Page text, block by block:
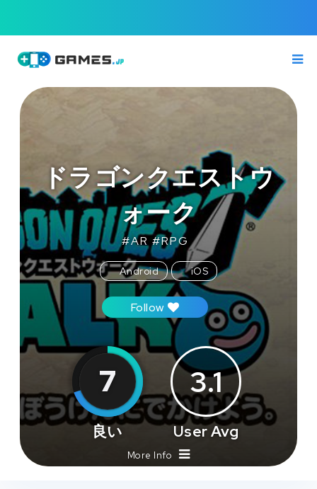
ドラゴンクエストウ
ォーク
#AR #RPG
Android iOS
Follow
7
良い
3.1
User Avg
More Info